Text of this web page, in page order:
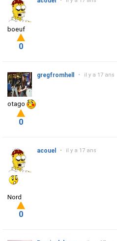
boeuf
0
gregfromhell • il y a 17 ans
otago
0
acouel • il y a 17 ans
Nord
0